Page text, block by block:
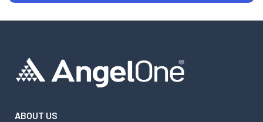
ABOUT US